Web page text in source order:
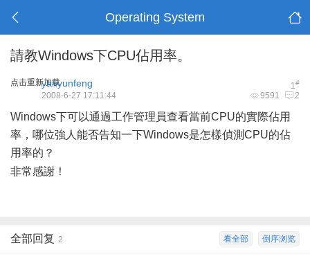
Operating System
請教Windows下CPU佔用率。
点击重新加载 1#
yanyunfeng
9591 2
2008-6-27 17:11:44
Windows下可以通過工作管理員查看當前CPU的實際佔用
率，哪位強人能否告知一下Windows是怎樣偵測CPU的佔
用率的？
非常感謝！
倒序浏览
看全部
全部回复 2